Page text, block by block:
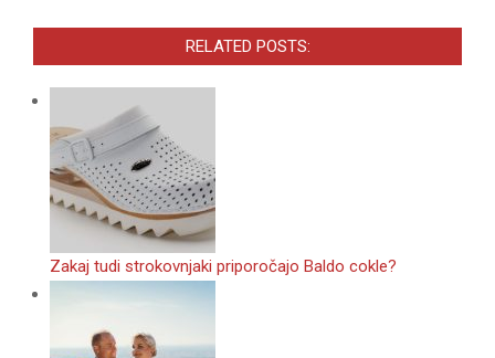
RELATED POSTS:
Zakaj tudi strokovnjaki priporočajo Baldo cokle?